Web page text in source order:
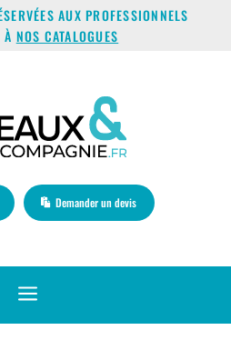
AUX PROFESSIONNELS
À NOS CATALOGUES
Demander un devis
a